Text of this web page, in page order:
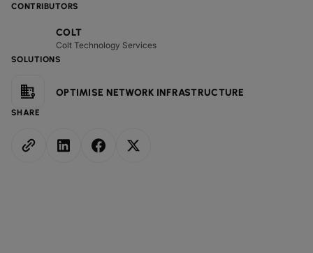
CONTRIBUTORS
COLT
Colt Technology Services
SOLUTIONS
OPTIMISE NETWORK INFRASTRUCTURE
SHARE